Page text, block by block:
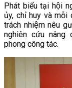
Phát biểu tại hội
ủy, chỉ huy và mỗi
trách nhiệm nêu
nghiên cứu nâng
phong công tác.